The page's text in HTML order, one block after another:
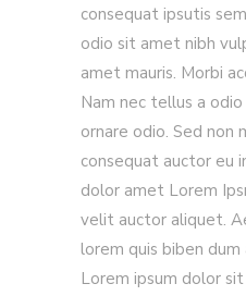
consequat ipsutis
odio sit amet nibh
amet mauris. Morbi
Nam nec tellus a
ornare odio. Sed non
consequat auctor eu
dolor amet Lorem
velit auctor aliquet.
lorem quis biben
Lorem ipsum dolor